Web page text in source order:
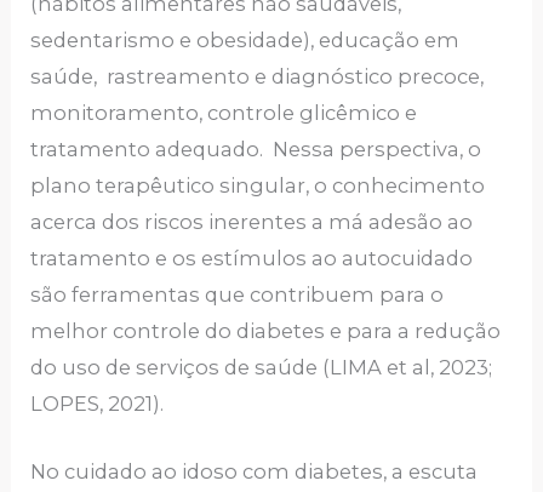
sedentarismo e obesidade), educação em
saúde, rastreamento e diagnóstico precoce,
monitoramento, controle glicêmico e
tratamento adequado. Nessa perspectiva, o
plano terapêutico singular, o conhecimento
acerca dos riscos inerentes a má adesão ao
tratamento e os estímulos ao autocuidado
são ferramentas que contribuem para o
melhor controle do diabetes e para a redução
do uso de serviços de saúde (LIMA et al, 2023;
LOPES, 2021).
No cuidado ao idoso com diabetes, a escuta